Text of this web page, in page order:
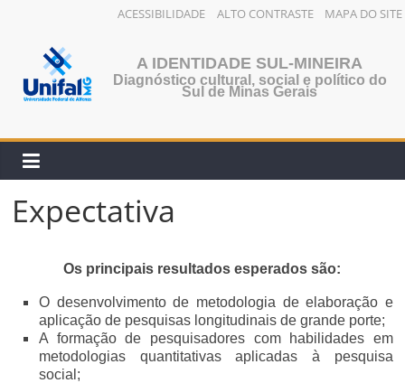
ACESSIBILIDADE ALTO CONTRASTE MAPA DO SITE
conteúdo
A IDENTIDADE SUL-MINEIRA
Diagnóstico cultural, social e político do
Sul de Minas Gerais
Expectativa
Os principais resultados esperados são:
O desenvolvimento de metodologia de elaboração e
aplicação de pesquisas longitudinais de grande porte;
A formação de pesquisadores com habilidades em
metodologias quantitativas aplicadas à pesquisa
social;